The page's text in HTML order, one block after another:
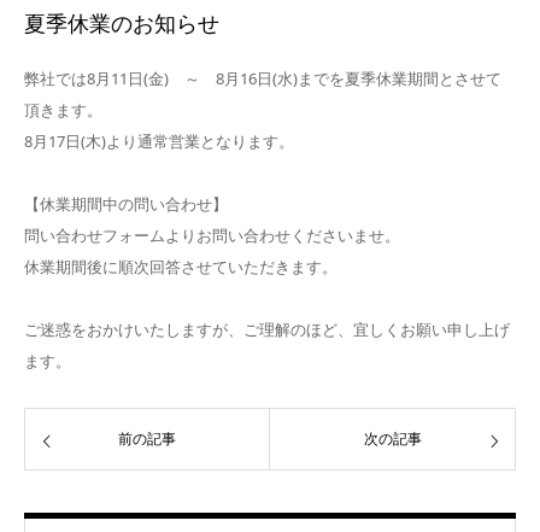
夏季休業のお知らせ
弊社では8月11日(金) ～ 8月16日(水)までを夏季休業期間とさせて
頂きます。
8月17日(木)より通常営業となります。
【休業期間中の問い合わせ】
問い合わせフォームよりお問い合わせくださいませ。
休業期間後に順次回答させていただきます。
ご迷惑をおかけいたしますが、ご理解のほど、宜しくお願い申し上げ
ます。
前の記事 次の記事